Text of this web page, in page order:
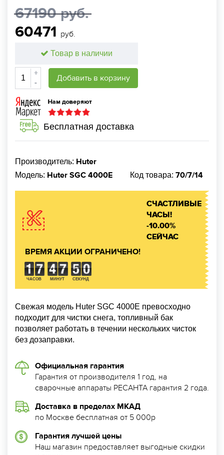
67190 руб.
60471 руб.
Товар в наличии
+
-
Добавить в корзину
Бесплатная доставка
Производитель: Huter
Модель: Huter SGC 4000E Код товара: 70/7/14
СЧАСТЛИВЫЕ
ЧАСЫ!
-10.00%
СЕЙЧАС
ВРЕМЯ АКЦИИ ОГРАНИЧЕНО!
ЧАСОВ МИНУТ СЕКУНД
Свежая модель Huter SGC 4000E превосходно
подходит для чистки снега, топливный бак
позволяет работать в течении нескольких чисток
без дозаправки.
Официальная гарантия
Гарантия от производителя 1 год, на
сварочные аппараты РЕСАНТА гарантия 2 года.
Доставка в пределах МКАД
по Москве бесплатная от 5 000р
Гарантия лучшей цены
Наш магазин предоставляет выгодные скидки